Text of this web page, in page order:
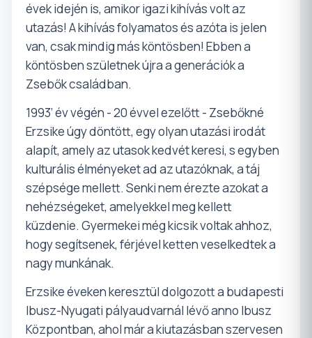
évek idején is, amikor igazi kihívás volt az
utazás! A kihívás folyamatos és azóta is jelen
van, csak mindig más köntösben! Ebben a
köntösben születnek újra a generációk a
Zsebők családban.
1993’ év végén - 20 évvel ezelőtt - Zsebőkné
Erzsike úgy döntött, egy olyan utazási irodát
alapít, amely az utasok kedvét keresi, s egyben
kulturális élményeket ad az utazóknak, a táj
szépsége mellett. Senki nem érezte azokat a
nehézségeket, amelyekkel meg kellett
küzdenie. Gyermekei még kicsik voltak ahhoz,
hogy segítsenek, férjével ketten veselkedtek a
nagy munkának.
Erzsike éveken keresztül dolgozott a budapesti
Ibusz-Nyugati pályaudvarnál lévő anno Ibusz
Központban, ahol már a kiutazásban szervesen